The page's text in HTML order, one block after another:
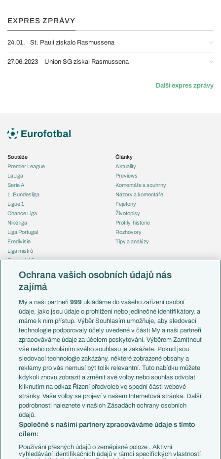
EXPRES ZPRÁVY
24.01. St. Pauli získalo Rasmussena
27.06.2023 Union SG získal Rasmussena
Další expres zprávy
Soutěže
Premier League
LaLiga
Serie A
1. Bundesliga
Ligue 1
Chance Liga
Niké liga
Liga Portugal
Eredivisie
Liga mistrů
Evropská liga
Mistrovství světa
Liga národů
Témata
Představení týmů MS
EuroSkauting
PL v kostce
Evropské koeficienty
Přestupy
Přestupové spekulace
Zranění
Kluby
Arsenal FC
Chelsea FC
Manchester United
AC Milán
Juventus FC
Bayern Mnichov
Články
Aktuality
Previews
Komentáře a souhrny
Názory a komentáře
Fejetony
Životopisy
Profily, historie
Rozhovory
Tipy a analýzy
Česko
Francie
Itálie
Německo
Španělsko
Argentina
Brazílie
Přestupy
Zápasy
Livescore
Tipovací soutěž
Ochrana vašich osobních údajů nás
zajímá
My a naši partneři999 ukládáme do vašeho zařízení osobní
údaje, jako jsou údaje o prohlížení nebo jedinečné identifikátory, a
máme k nim přístup. Výběr Souhlasím umožňuje, aby sledovací
technologie podporovaly účely uvedené v části My a naši partneři
zpracováváme údaje za účelem poskytování. Výběrem Zamítnout
vše nebo odvoláním svého souhlasu je zakážete. Pokud jsou
sledovací technologie zakázány, některé zobrazené obsahy a
reklamy pro vás nemusí být tolik relevantní. Tuto nabídku můžete
kdykoli znovu zobrazit a změnit své volby nebo souhlas odvolat
kliknutím na odkaz Řízení předvoleb ve spodní části webové
stránky. Vaše volby se projeví v našem Internetová stránka. Další
podrobnosti naleznete v našich Zásadách ochrany osobních
údajů.
Společně s našimi partnery zpracováváme údaje s tímto
cílem:
Používání přesných údajů o zeměpisné poloze . Aktivní
vyhledávání identifikačních údajů v rámci specifických vlastností